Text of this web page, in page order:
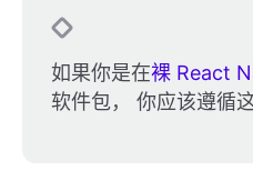
如果你是在裸 React
软件包， 你应该遵循